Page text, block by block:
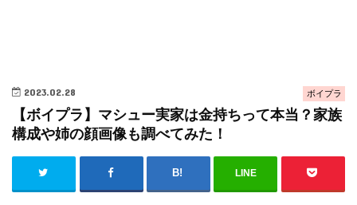
ボイプラ
2023.02.28
【ボイプラ】マシュー実家は金持ちって本当？家族
構成や姉の顔画像も調べてみた！
LINE